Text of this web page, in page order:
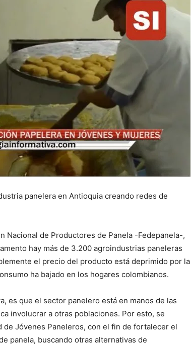
panelera en Antioquia creando redes de
Nacional de Productores de Panela -Fedepanela-,
hay más de 3.200 agroindustrias paneleras
el precio del producto está deprimido por la
ha bajado en los hogares colombianos.
es que el sector panelero está en manos de las
involucrar a otras poblaciones. Por esto, se
de Jóvenes Paneleros, con el fin de fortalecer el
panela, buscando otras alternativas de